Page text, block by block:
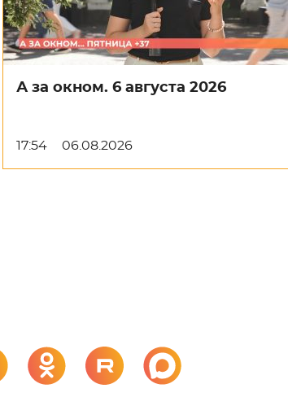
А за окном. 6 августа 2026
17:54 06.08.2026